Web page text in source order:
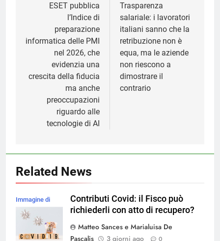
articoliESET pubblica
l’Indice di
preparazione
informatica delle PMI
nel 2026, che
evidenzia una
crescita della fiducia
ma anche
preoccupazioni
riguardo alle
tecnologie di AI
Trasparenza
salariale: i lavoratori
italiani sanno che la
retribuzione non è
equa, ma le aziende
non riescono a
dimostrare il
contrario
Related News
Immagine di
magnific
Contributi Covid: il Fisco può
richiederli con atto di recupero?
Matteo Sances e Marialuisa De
Pascalis
3 giorni ago 0